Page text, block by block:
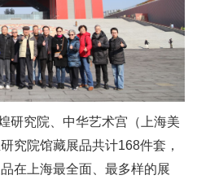
研究院、中华艺术宫（上海美
究院馆藏展品共计168件套，
在上海最全面、最多样的展